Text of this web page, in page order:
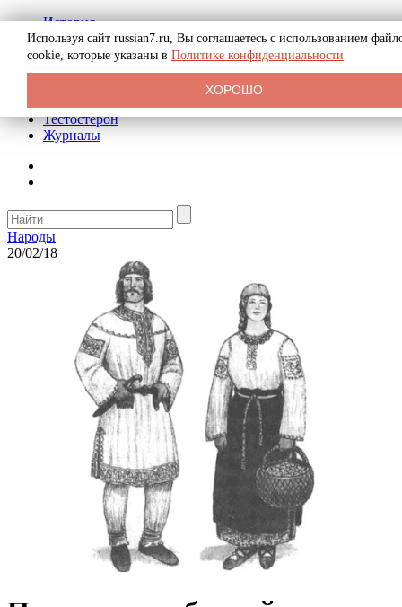
История
Биография
Криминал
Реклама на сайте
Тестостерон
Журналы
Народы
20/02/18
Используя сайт russian7.ru, Вы соглашаетесь с использованием
cookie, которые указаны в Политике конфиденциальности
ХОРОШО